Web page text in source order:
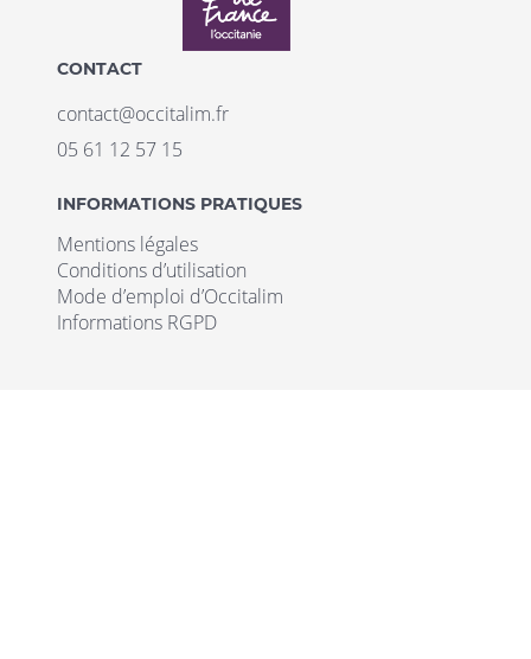
CONTACT
contact@occitalim.fr
05 61 12 57 15
INFORMATIONS PRATIQUES
Mentions légales
Conditions d’utilisation
Mode d’emploi d’Occitalim
Informations RGPD